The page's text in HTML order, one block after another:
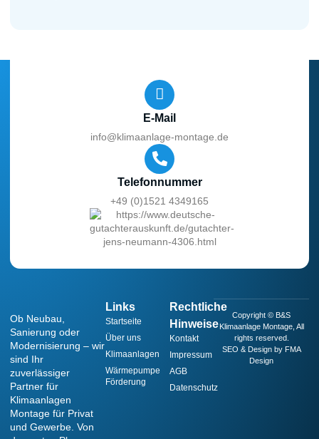
Ob Neubau,
Sanierung oder
Modernisierung – wir
sind Ihr
zuverlässiger
Partner für
Klimaanlagen
Montage für Privat
und Gewerbe. Von
Links
Startseite
Über uns
Klimaanlagen
Wärmepumpe
Förderung
Rechtliche
Hinweise
Kontakt
Impressum
AGB
Datenschutz
Copyright © B&S
Klimaanlage Montage, All
rights reserved.
SEO & Design by FMA
Design
E-Mail
info@klimaanlage-montage.de
Telefonnummer
+49 (0)1521 4349165